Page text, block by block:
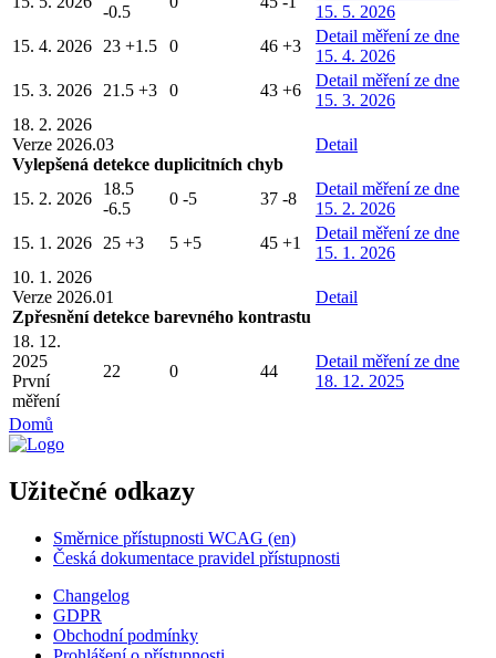
-0.5
15. 5. 2026
15. 4. 2026
23 +1.5 0 46 +3
Detail měření ze dne
15. 4. 2026
15. 3. 2026
21.5 +3 0 43 +6
Detail měření ze dne
15. 3. 2026
18. 2. 2026
Verze 2026.03
Vylepšená detekce duplicitních chyb
Detail
15. 2. 2026
18.5
-6.5
0 -5 37 -8
Detail měření ze dne
15. 2. 2026
15. 1. 2026
25 +3 5 +5 45 +1
Detail měření ze dne
15. 1. 2026
10. 1. 2026
Verze 2026.01
Zpřesnění detekce barevného kontrastu
Detail
18. 12.
2025
První
měření
22 0 44
Detail měření ze dne
18. 12. 2025
Domů
Užitečné odkazy
Směrnice přístupnosti WCAG (en)
Česká dokumentace pravidel přístupnosti
Changelog
GDPR
Obchodní podmínky